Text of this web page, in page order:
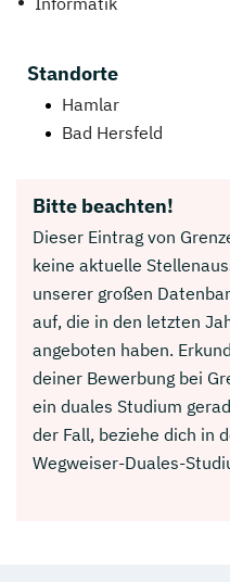
Standorte
Hamlar
Bad Hersfeld
Bitte beachten!
Dieser Eintrag von
keine aktuelle
unserer großen
auf, die in den letzten
angeboten haben.
deiner Bewerbung bei
ein duales Studium
der Fall, beziehe dich in
Wegweiser-Duales-